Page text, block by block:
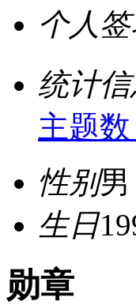
个人
统计
主题数
性别男
生日
勋章